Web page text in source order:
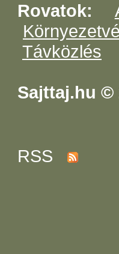
Rovatok:
Távközlés
Sajttaj.hu ©
RSS